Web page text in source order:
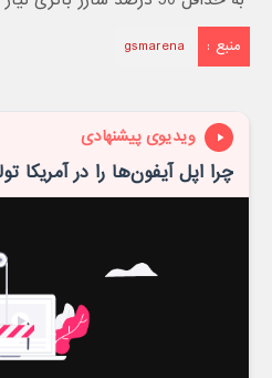
منبع : gsmarena
ویدیوی پیشنهادی
چرا اپل آیفون‌ها را در آمریکا